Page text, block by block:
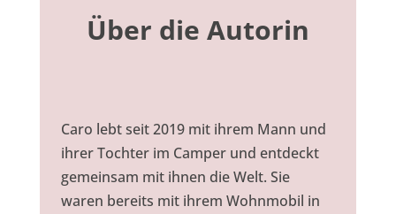
Über die Autorin
Caro lebt seit 2019 mit ihrem Mann und
ihrer Tochter im Camper und entdeckt
gemeinsam mit ihnen die Welt. Sie
waren bereits mit ihrem Wohnmobil in